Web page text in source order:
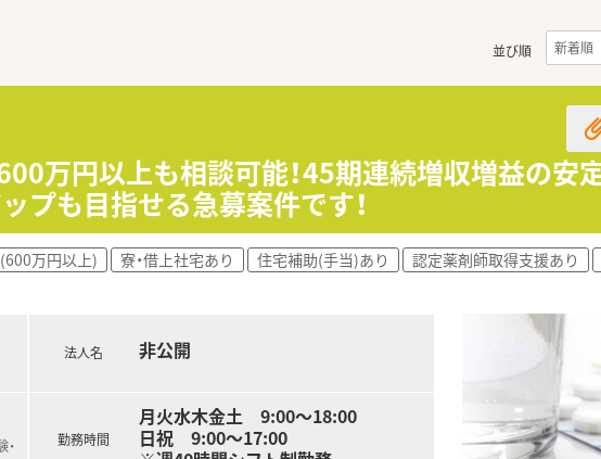
並び順
万円以上も相談可能！45期連続増収増益の安
プも目指せる急募案件です！
万円以上) 寮・借上社宅あり 住宅補助(手当)あり 認定薬剤師取得支援あり
法人名 非公開
勤務時間
月火水木金土 9:00～18:00
日祝 9:00～17:00